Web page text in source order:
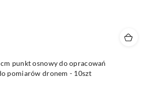
punkt osnowy do opracowań
pomiarów dronem - 10szt